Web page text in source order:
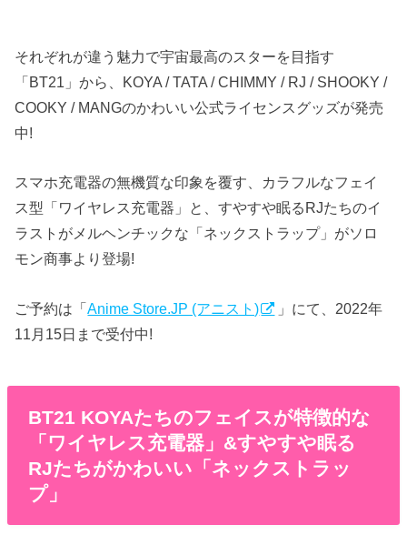
それぞれが違う魅力で宇宙最高のスターを目指す
「BT21」から、KOYA / TATA / CHIMMY / RJ / SHOOKY /
COOKY / MANGのかわいい公式ライセンスグッズが発売
中!
スマホ充電器の無機質な印象を覆す、カラフルなフェイ
ス型「ワイヤレス充電器」と、すやすや眠るRJたちのイ
ラストがメルヘンチックな「ネックストラップ」がソロ
モン商事より登場!
ご予約は「Anime Store.JP (アニスト)
」にて、2022年
11月15日まで受付中!
BT21 KOYAたちのフェイスが特徴的な
「ワイヤレス充電器」&すやすや眠る
RJたちがかわいい「ネックストラッ
プ」